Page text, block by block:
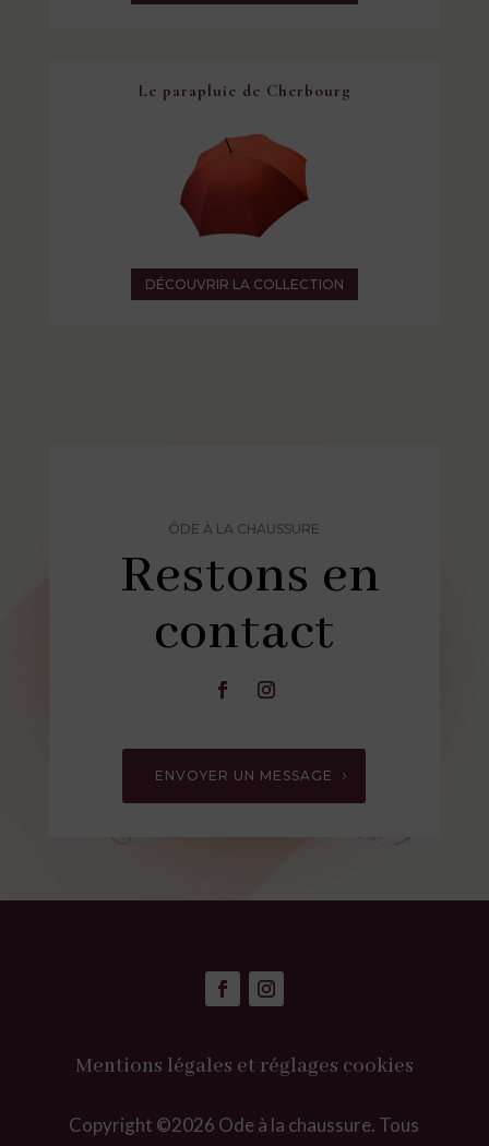
Le parapluie de Cherbourg
DÉCOUVRIR LA COLLECTION
ÔDE À LA CHAUSSURE
Restons en
contact
ENVOYER UN MESSAGE
Mentions légales et réglages cookies
Copyright ©2026 Ode à la chaussure. Tous